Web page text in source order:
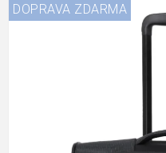
DOPRAVA ZDARMA